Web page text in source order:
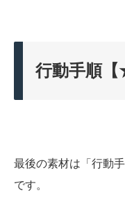
行動手順
最後の素材は「行動
です。